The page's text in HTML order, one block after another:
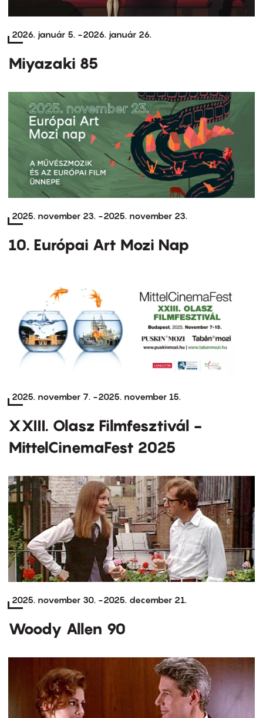
2026. január 5. -2026. január 26.
Miyazaki 85
2025. november 23. -2025. november 23.
10. Európai Art Mozi Nap
2025. november 7. -2025. november 15.
XXIII. Olasz Filmfesztivál -
MittelCinemaFest 2025
2025. november 30. -2025. december 21.
Woody Allen 90